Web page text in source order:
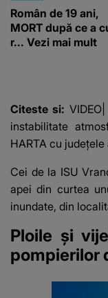
Român de 19 ani,
MORT după ce a
r... Vezi mai mult
Citeste si:
instabilitate
HARTA cu
Cei de la ISU
apei din curtea
inundate, din
Ploile și
pompierilor